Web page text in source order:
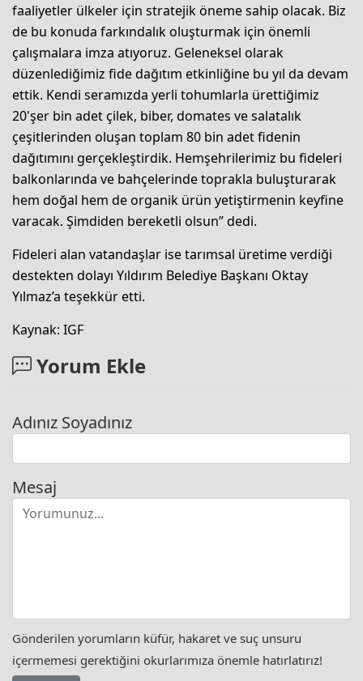
faaliyetler ülkeler için stratejik öneme sahip olacak. Biz
de bu konuda farkındalık oluşturmak için önemli
çalışmalara imza atıyoruz. Geleneksel olarak
düzenlediğimiz fide dağıtım etkinliğine bu yıl da devam
ettik. Kendi seramızda yerli tohumlarla ürettiğimiz
20'şer bin adet çilek, biber, domates ve salatalık
çeşitlerinden oluşan toplam 80 bin adet fidenin
dağıtımını gerçekleştirdik. Hemşehrilerimiz bu fideleri
balkonlarında ve bahçelerinde toprakla buluşturarak
hem doğal hem de organik ürün yetiştirmenin keyfine
varacak. Şimdiden bereketli olsun” dedi.
Fideleri alan vatandaşlar ise tarımsal üretime verdiği
destekten dolayı Yıldırım Belediye Başkanı Oktay
Yılmaz’a teşekkür etti.
Kaynak: IGF
Yorum Ekle
Adınız Soyadınız
Mesaj
Gönderilen yorumların küfür, hakaret ve suç unsuru
içermemesi gerektiğini okurlarımıza önemle hatırlatırız!